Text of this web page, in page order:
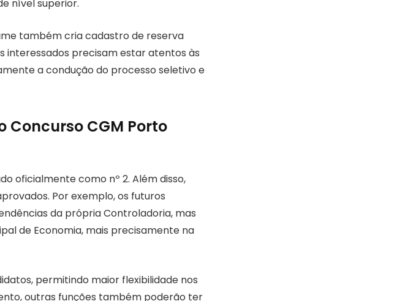
nível superior.
também cria cadastro de reserva
interessados precisam estar atentos às
a condução do processo seletivo e
CGM Porto
oficialmente como nº 2. Além disso,
Por exemplo, os futuros
da própria Controladoria, mas
de Economia, mais precisamente na
permitindo maior flexibilidade nos
outras funções também poderão ter